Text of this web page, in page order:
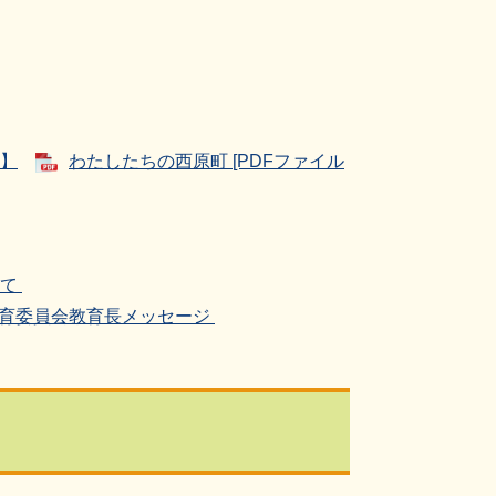
わたしたちの西原町 [PDFファイル
委員会教育長メッセージ